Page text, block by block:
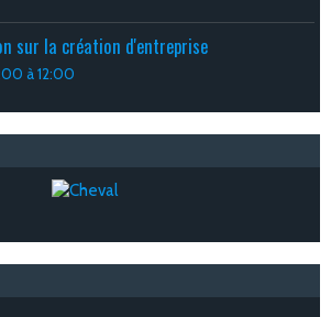
sur la création d'entreprise
à 12:00